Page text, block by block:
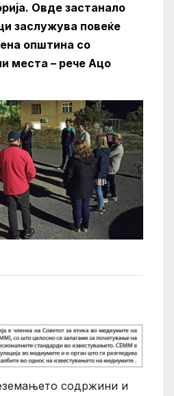
Овде застанало
заслужува повеќе
општина со
места – рече Ацо
содржини и